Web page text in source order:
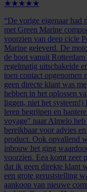
★★★★★
“De vorige eigenaar had
met Green Marine
voorzien van deep cicle
Marine geleverd. De
de boot vanuit
regelmatig uitschakelde
toen contact opgenomen
geen directe klant was
hebben in het oplossen
liggen, niet het
leren begrijpen en
voyage" naar Almelo
bereikbaar voor advies
product. Ook opvallend
inbouw het ging
voorzien. Eea komt zeer
dat ik geen direkte klant
een grote geruststelling
aankoop van nieuwe